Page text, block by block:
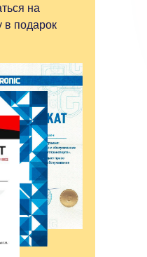
на
в подарок